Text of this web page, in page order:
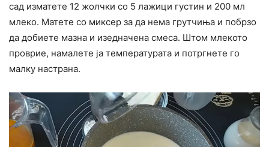
сад изматете 12 жолчки со 5 лажици густин и 200 мл
млеко. Матете со миксер за да нема грутчиња и побрзо
да добиете мазна и изедначена смеса. Штом млекото
проврие, намалете ја температурата и потргнете го
малку настрана.